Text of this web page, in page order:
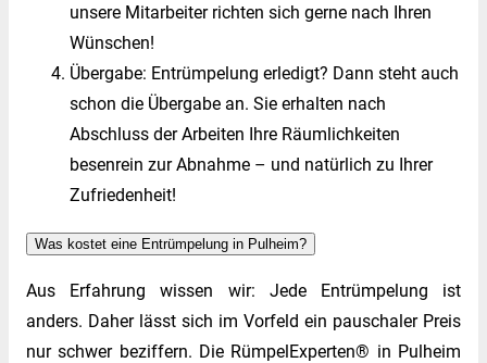
unsere Mitarbeiter richten sich gerne nach Ihren
Wünschen!
Übergabe: Entrümpelung erledigt? Dann steht auch
schon die Übergabe an. Sie erhalten nach
Abschluss der Arbeiten Ihre Räumlichkeiten
besenrein zur Abnahme – und natürlich zu Ihrer
Zufriedenheit!
Was kostet eine Entrümpelung in Pulheim?
Aus Erfahrung wissen wir: Jede Entrümpelung ist
anders. Daher lässt sich im Vorfeld ein pauschaler Preis
nur schwer beziffern. Die RümpelExperten® in Pulheim